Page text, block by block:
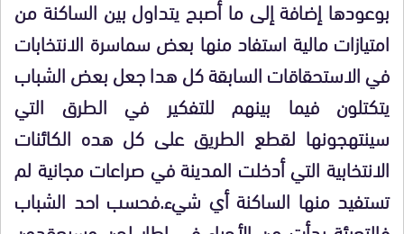
بوعودها إضافة إلى ما أصبح يتداول بين الساكنة من
امتيازات مالية استفاد منها بعض سماسرة الانتخابات
في الاستحقاقات السابقة كل هدا جعل بعض الشباب
يتكتلون فيما بينهم للتفكير في الطرق التي
سينتهجونها لقطع الطريق على كل هده الكائنات
الانتخابية التي أدخلت المدينة في صراعات مجانية لم
تستفيد منها الساكنة أي شيء.فحسب احد الشباب